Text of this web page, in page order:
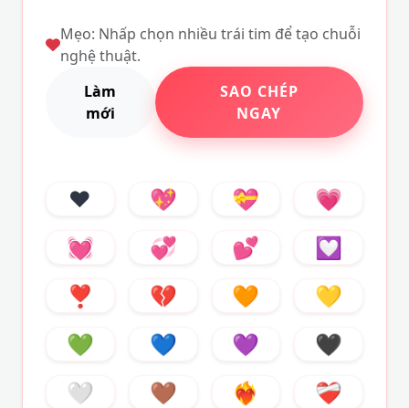
Mẹo: Nhấp chọn nhiều trái tim để tạo chuỗi
nghệ thuật.
Làm
mới
SAO CHÉP
NGAY
❤️ 💖 💝
💗
💓
💞 💕
💟
❣
💔 🧡
💛
💚
💙 💜
🖤
🤍
🤎 ❤️‍🔥
❤️‍🩹